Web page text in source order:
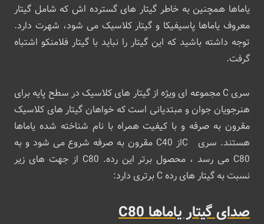
یاماها همچنین به خاطر گیتار های گسترده اش که شامل گیتار
معروف یاماها پاسیفیکا و گیتار کلاسیک می شود، شهرت دارد.
توجه داشته باشید که این گیتار را نباید با گیتار فلامنکو اشتباه
گرفت.
سری C مجموعه ای ویژه از گیتار های کلاسیک در سطح پایه برای
هنرجویان جوان و مبتدیانی است که خواهان گیتار های کلاسیک
مقرون به صرفه و با کیفیت همراه با نام شناخته شده یاماها
هستند. سری Cاز C40 مقرون به صرفه شروع می شود و به
C80 می رسد ، محصول برتر این رده. C80 از جهت های زیر
نسبت به گیتار های رده C برتری دارد:
صدای گیتار یاماها C80